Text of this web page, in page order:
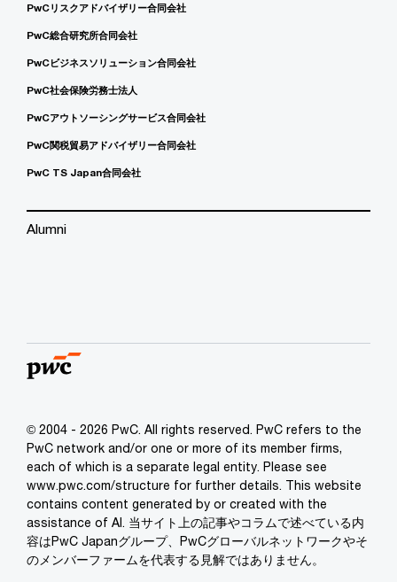
PwCリスクアドバイザリー合同会社
PwC総合研究所合同会社
PwCビジネスソリューション合同会社
PwC社会保険労務士法人
PwCアウトソーシングサービス合同会社
PwC関税貿易アドバイザリー合同会社
PwC TS Japan合同会社
Alumni
© 2004 - 2026 PwC. All rights reserved. PwC refers to the
PwC network and/or one or more of its member firms,
each of which is a separate legal entity. Please see
www.pwc.com/structure for further details. This website
contains content generated by or created with the
assistance of AI. 当サイト上の記事やコラムで述べている内
容はPwC Japanグループ、PwCグローバルネットワークやそ
のメンバーファームを代表する見解ではありません。